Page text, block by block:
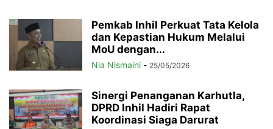
Pemkab Inhil Perkuat Tata Kelola
dan Kepastian Hukum Melalui
MoU dengan...
Nia Nismaini - 25/05/2026
Sinergi Penanganan Karhutla,
DPRD Inhil Hadiri Rapat
Koordinasi Siaga Darurat